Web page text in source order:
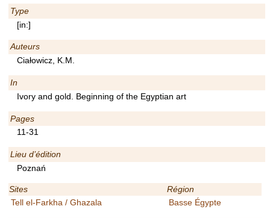
Type
[in:]
Auteurs
Ciałowicz, K.M.
In
Ivory and gold. Beginning of the Egyptian art
Pages
11-31
Lieu d’édition
Poznań
Sites
Région
Tell el-Farkha / Ghazala
Basse Égypte